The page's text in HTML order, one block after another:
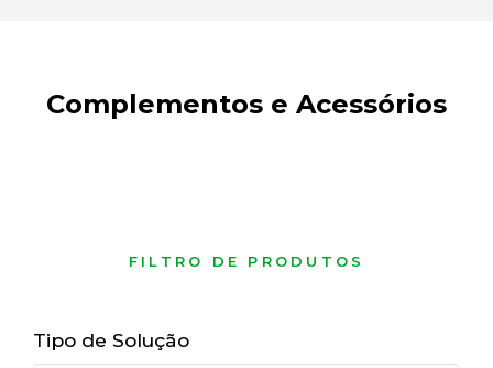
Complementos e Acessórios
FILTRO DE PRODUTOS
Tipo de Solução